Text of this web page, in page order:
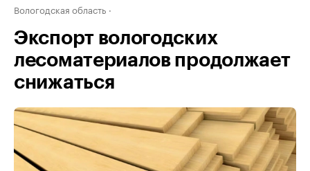
Вологодская область
Экспорт вологодских
лесоматериалов продолжает
снижаться